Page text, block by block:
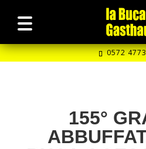
0572
155°